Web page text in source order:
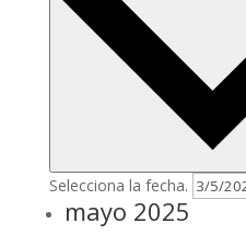
Selecciona la fecha.
mayo 2025